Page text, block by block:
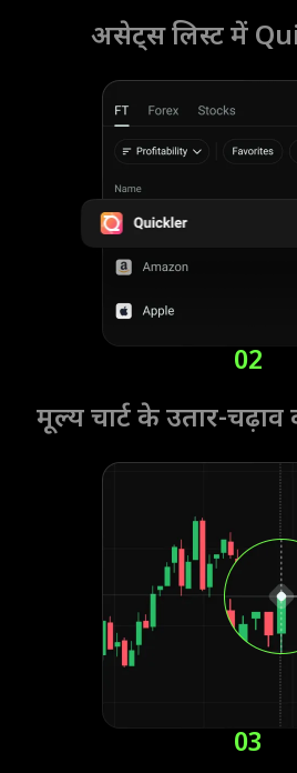
असेट्स लिस्ट में
02
मूल्य चार्ट के उतार-
03